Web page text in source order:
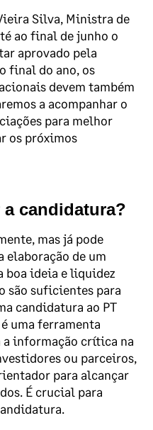
Silva, Ministra de
ao final de junho o
aprovado pela
final do ano, os
devem também
a acompanhar o
para melhor
os próximos
candidatura?
mas já pode
elaboração de um
boa ideia e liquidez
são suficientes para
candidatura ao PT
uma ferramenta
a informação crítica na
ou parceiros,
para alcançar
É crucial para